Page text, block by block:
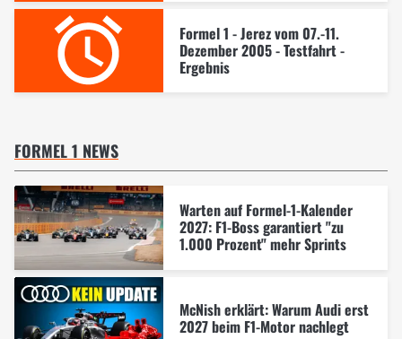
Formel 1 - Jerez vom 07.-11.
Dezember 2005 - Testfahrt -
Ergebnis
FORMEL 1 NEWS
Warten auf Formel-1-Kalender
2027: F1-Boss garantiert "zu
1.000 Prozent" mehr Sprints
McNish erklärt: Warum Audi erst
2027 beim F1-Motor nachlegt